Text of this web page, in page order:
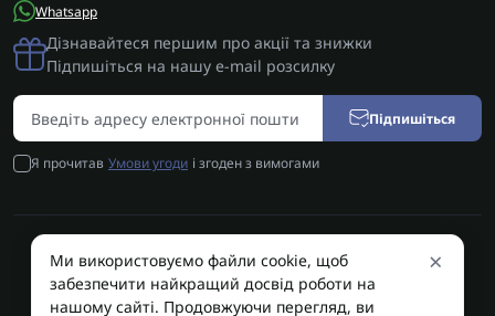
Whatsapp
Дізнавайтеся першим про акції та знижки
Підпишіться на нашу e-mail розсилку
Підпишіться
Я прочитав Умови угоди і згоден з вимогами
AUTOSHIFT | Запчастини АКПП | Ремонт АКПП © 2026
AUTOSHIFT
×
Ми використовуємо файли cookie, щоб
забезпечити найкращий досвід роботи на
нашому сайті. Продовжуючи перегляд, ви